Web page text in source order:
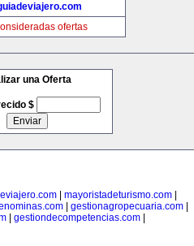
ofertas
una Oferta
$
| mayoristadeturismo.com|
| gestionagropecuaria.com|
gestiondecompetencias.com